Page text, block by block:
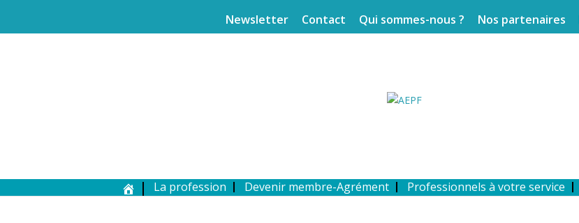
Newsletter Contact Qui sommes-nous ? Nos partenaires
La profession Devenir membre-Agrément Professionnels à votre service